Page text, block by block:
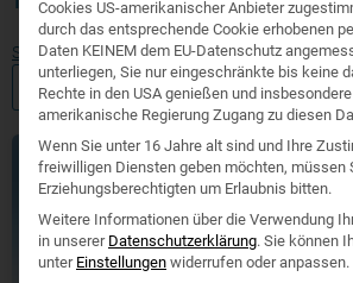
Start/Produktsuche/ Ihr Apotheker
FILTER ANZEIGEN
Cookies US-amerikanischer Anbieter
durch das entsprechende Cookie erhobenen
Daten KEINEM dem EU-Datenschutz
unterliegen, Sie nur eingeschränkte bis keine
Rechte in den USA genießen und
amerikanische Regierung Zugang zu diesen
Wenn Sie unter 16 Jahre alt sind und Ihre
freiwilligen Diensten geben möchten, müssen
Erziehungsberechtigten um Erlaubnis bitten.
Weitere Informationen über die Verwendung
in unserer Datenschutzerklärung. Sie können
unter Einstellungen widerrufen oder anpassen.